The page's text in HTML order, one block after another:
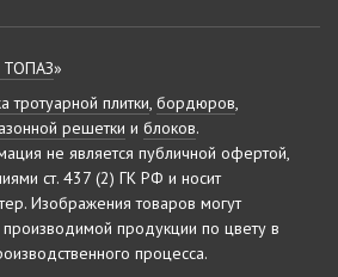
ТОПАЗ»
тротуарной плитки, бордюров,
решетки и блоков.
не является публичной офертой,
ст. 437 (2) ГК РФ и носит
Изображения товаров могут
производимой продукции по цвету в
процесса.